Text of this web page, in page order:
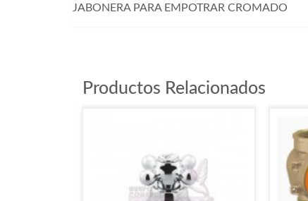
JABONERA PARA EMPOTRAR CROMADO
Productos Relacionados